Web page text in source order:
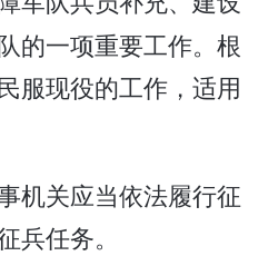
的一项重要工作。根
服现役的工作，适用
机关应当依法履行征
兵任务。